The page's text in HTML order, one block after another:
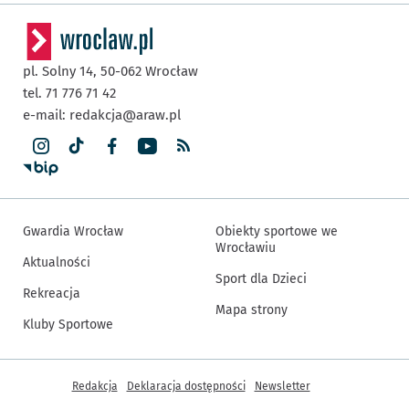
pl. Solny 14, 50-062 Wrocław
tel. 71 776 71 42
e-mail: redakcja@araw.pl
Gwardia Wrocław
Aktualności
Rekreacja
Kluby Sportowe
Obiekty sportowe we
Wrocławiu
Sport dla Dzieci
Mapa strony
Inne informacje
Redakcja Deklaracja dostępności Newsletter